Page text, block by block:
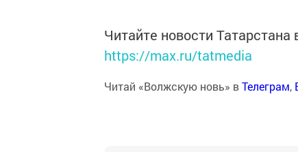
Читайте новости
https://max.ru/tatmedia
Читай «Волжскую новь» вТелеграм,